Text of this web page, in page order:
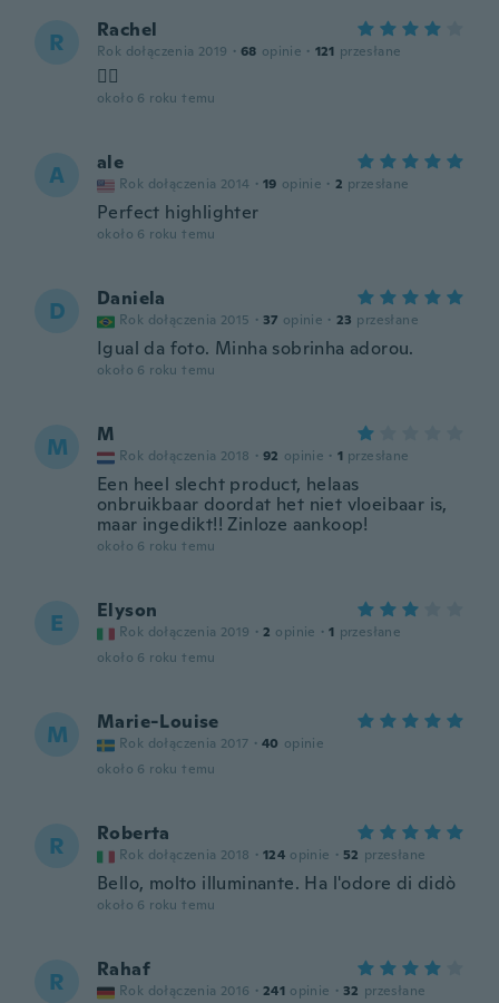
R Rachel
Rok dołączenia 2019 · 68 opinie · 121 przesłane
👍🏻
około 6 roku temu
A ale
Rok dołączenia 2014 · 19 opinie · 2 przesłane
Perfect highlighter
około 6 roku temu
D Daniela
Rok dołączenia 2015 · 37 opinie · 23 przesłane
Igual da foto. Minha sobrinha adorou.
około 6 roku temu
M M
Rok dołączenia 2018 · 92 opinie · 1 przesłane
Een heel slecht product, helaas
onbruikbaar doordat het niet vloeibaar is,
maar ingedikt!! Zinloze aankoop!
około 6 roku temu
E Elyson
Rok dołączenia 2019 · 2 opinie · 1 przesłane
około 6 roku temu
M Marie-Louise
Rok dołączenia 2017 · 40 opinie
około 6 roku temu
R Roberta
Rok dołączenia 2018 · 124 opinie · 52 przesłane
Bello, molto illuminante. Ha l'odore di didò
około 6 roku temu
R Rahaf
Rok dołączenia 2016 · 241 opinie · 32 przesłane